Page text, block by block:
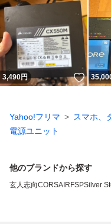
3,490円 いい
Yahoo!フリマ スマホ、
電源ユニット
他のブランドから探す
玄人志向CORSAIR FSPSilver